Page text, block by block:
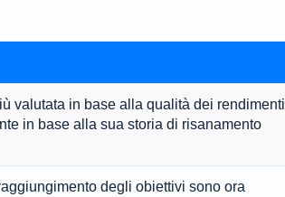
valutata in base alla qualità dei rendimenti
in base alla sua storia di risanamento
degli obiettivi sono ora